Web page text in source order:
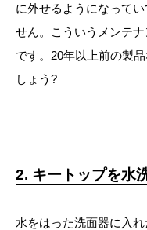
に外せるようになって
せん。こういうメンテ
です。20年以上前の製
しょう?
2. キートップを水
水をはった洗面器に入